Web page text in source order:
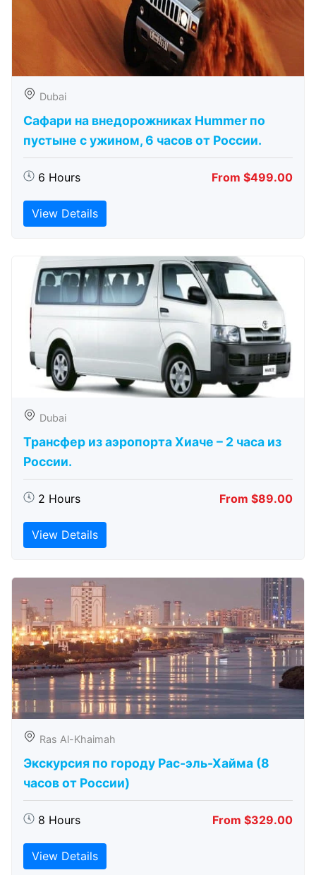
Dubai
Сафари на внедорожниках Hummer по
пустыне с ужином, 6 часов от России.
6 Hours From $499.00
View Details
Dubai
Трансфер из аэропорта Хиаче – 2 часа из
России.
2 Hours From $89.00
View Details
Ras Al-Khaimah
Экскурсия по городу Рас-эль-Хайма (8
часов от России)
8 Hours From $329.00
View Details